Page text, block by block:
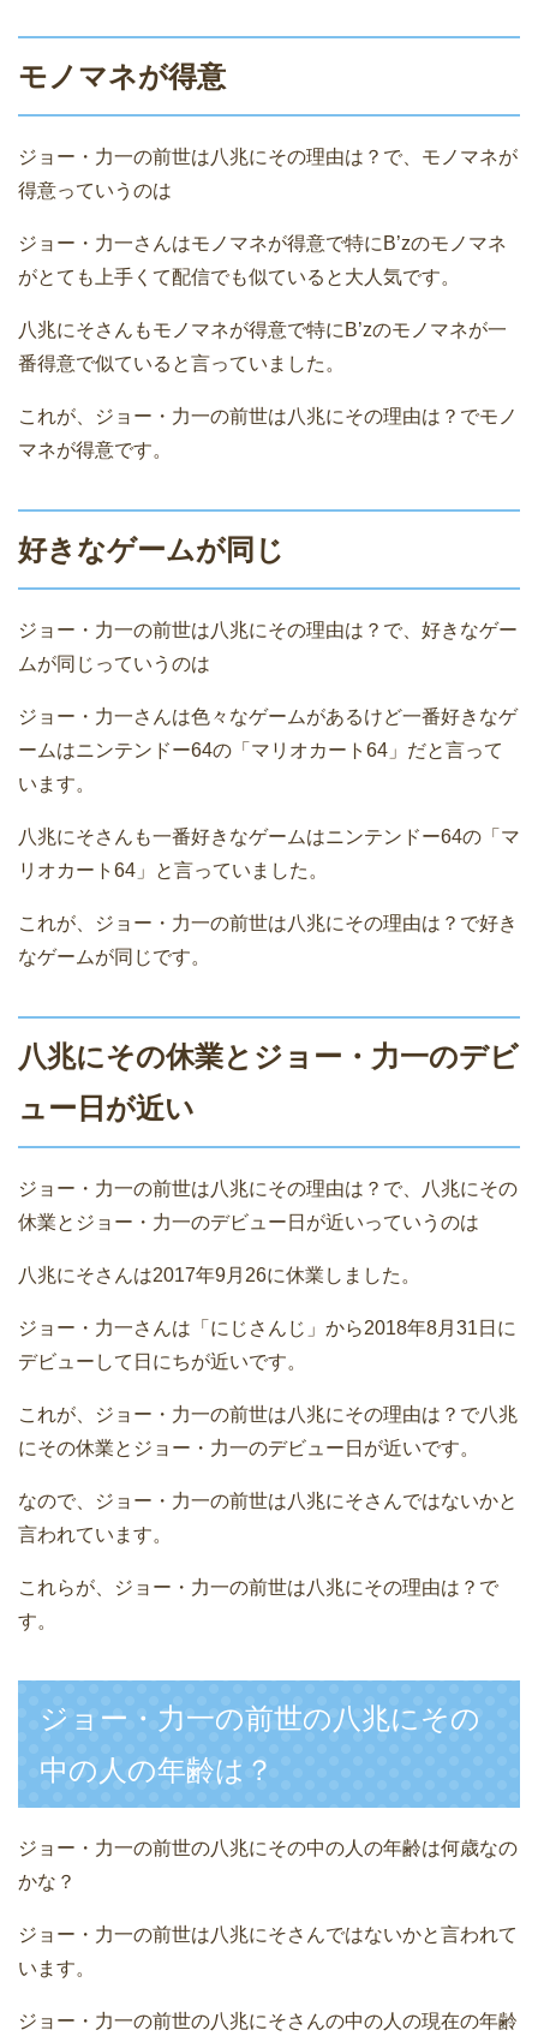
モノマネが得意
ジョー・力一の前世は八兆にその理由は？で、モノマネが
得意っていうのは
ジョー・力一さんはモノマネが得意で特にB’zのモノマネ
がとても上手くて配信でも似ていると大人気です。
八兆にそさんもモノマネが得意で特にB’zのモノマネが一
番得意で似ていると言っていました。
これが、ジョー・力一の前世は八兆にその理由は？でモノ
マネが得意です。
好きなゲームが同じ
ジョー・力一の前世は八兆にその理由は？で、好きなゲー
ムが同じっていうのは
ジョー・力一さんは色々なゲームがあるけど一番好きなゲ
ームはニンテンドー64の「マリオカート64」だと言って
います。
八兆にそさんも一番好きなゲームはニンテンドー64の「マ
リオカート64」と言っていました。
これが、ジョー・力一の前世は八兆にその理由は？で好き
なゲームが同じです。
八兆にその休業とジョー・力一のデビ
ュー日が近い
ジョー・力一の前世は八兆にその理由は？で、八兆にその
休業とジョー・力一のデビュー日が近いっていうのは
八兆にそさんは2017年9月26に休業しました。
ジョー・力一さんは「にじさんじ」から2018年8月31日に
デビューして日にちが近いです。
これが、ジョー・力一の前世は八兆にその理由は？で八兆
にその休業とジョー・力一のデビュー日が近いです。
なので、ジョー・力一の前世は八兆にそさんではないかと
言われています。
これらが、ジョー・力一の前世は八兆にその理由は？で
す。
ジョー・力一の前世の八兆にその
中の人の年齢は？
ジョー・力一の前世の八兆にその中の人の年齢は何歳なの
かな？
ジョー・力一の前世は八兆にそさんではないかと言われて
います。
ジョー・力一の前世の八兆にそさんの中の人の現在の年齢